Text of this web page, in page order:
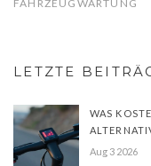
FAHRZEUGWARTUNG
LETZTE
WAS
Aug 3 2026